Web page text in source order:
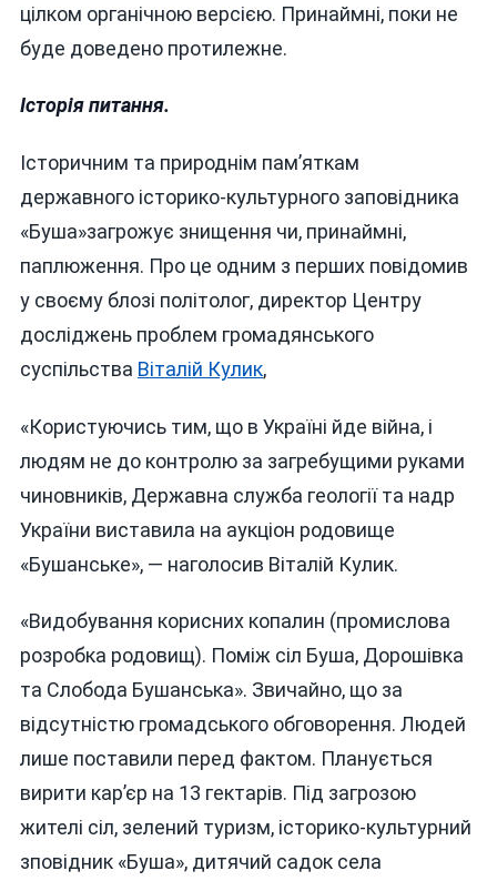
цілком органічною версією. Принаймні, поки не
буде доведено протилежне.
Історія питання.
Історичним та природнім пам’яткам
державного історико-культурного заповідника
«Буша»загрожує знищення чи, принаймні,
паплюження. Про це одним з перших повідомив
у своєму блозі політолог, директор Центру
досліджень проблем громадянського
суспільства Віталій Кулик,
«Користуючись тим, що в Україні йде війна, і
людям не до контролю за загребущими руками
чиновників, Державна служба геології та надр
України виставила на аукціон родовище
«Бушанське», — наголосив Віталій Кулик.
«Видобування корисних копалин (промислова
розробка родовищ). Поміж сіл Буша, Дорошівка
та Слобода Бушанська». Звичайно, що за
відсутністю громадського обговорення. Людей
лише поставили перед фактом. Планується
вирити кар’єр на 13 гектарів. Під загрозою
жителі сіл, зелений туризм, історико-культурний
зповідник «Буша», дитячий садок села